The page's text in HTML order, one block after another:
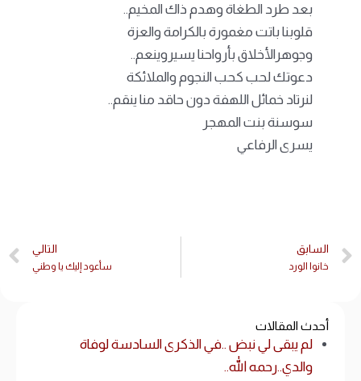
أحدث المقالات
لم يبقى لي نبض ..في الذكرى السادسة لوفاة
والدي..رحمه الله..
بعد طرد الطغاة وهدم ذاك المخيم..
قلوبنا باتت مغمورة بالكرامة والعزة
وجوهرالأخلاق بأرواحنا يسيروينعم..
دعوتك لحب كحب النجوم والملائكة
لنرتاد خمائل اللهفة دون حاقد منا ينقم..
سوسنة بنت المهجر
يسرى الرفاعي
السابق
خانوا الورد
التالي
سأعود إليك يا وطني